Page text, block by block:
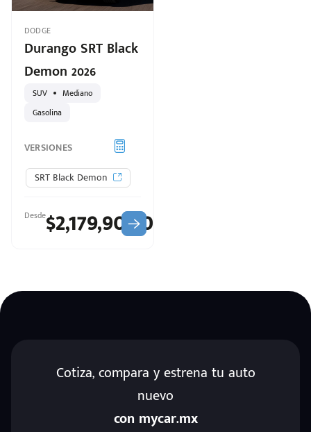
Durango SRT Black
Demon 2026
DODGE
SUV
Mediano
Gasolina
VERSIONES
SRT Black Demon
$2,179,900.00
Desde
Cotiza, compara y estrena tu auto
nuevo
con mycar.mx